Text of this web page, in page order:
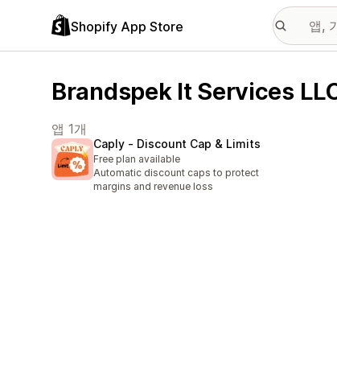
Shopify App Store
Brandspek It Services
앱 1개
Caply ‑ Discount Cap & Limits
Free plan available
Automatic discount caps to protect
margins and revenue loss